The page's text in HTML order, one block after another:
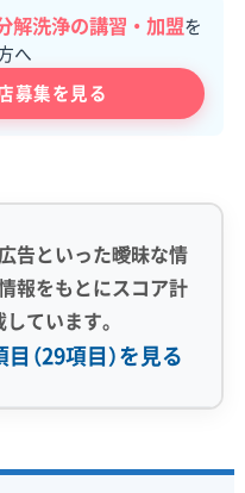
解洗浄の講習・加盟を
へ
募集を見る
告といった曖昧な情
報をもとにスコア計
ています。
（29項目）を見る